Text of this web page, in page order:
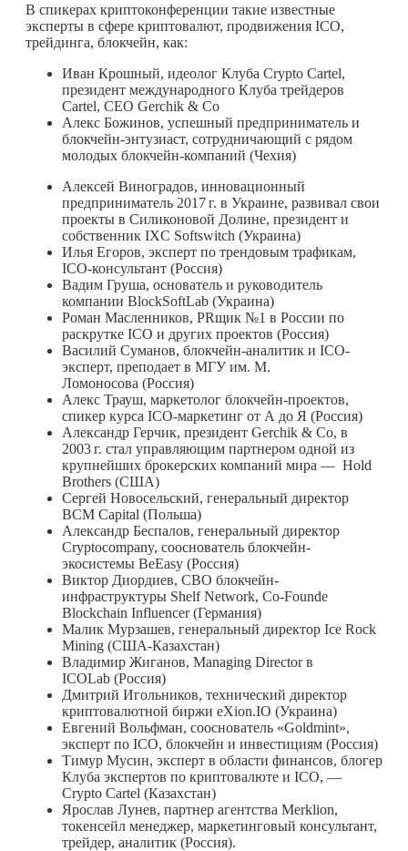
В спикерах криптоконференции такие известные
эксперты в сфере криптовалют, продвижения ICO,
трейдинга, блокчейн, как:
Иван Крошный, идеолог Клуба Crypto Cartel,
президент международного Клуба трейдеров
Cartel, СEO Gerchik & Co
Алекс Божинов, успешный предприниматель и
блокчейн-энтузиаст, сотрудничающий с рядом
молодых блокчейн-компаний (Чехия)
Алексей Виноградов, инновационный
предприниматель 2017 г. в Украине, развивал свои
проекты в Силиконовой Долине, президент и
собственник IXC Softswitch (Украина)
Илья Егоров, эксперт по трендовым трафикам,
ICO-консультант (Россия)
Вадим Груша, основатель и руководитель
компании BlockSoftLab (Украина)
Роман Масленников, PRщик №1 в России по
раскрутке ICO и других проектов (Россия)
Василий Суманов, блокчейн-аналитик и ICO-
эксперт, преподает в МГУ им. М.
Ломоносова (Россия)
Алекс Трауш, маркетолог блокчейн-проектов,
спикер курса ICO-маркетинг от А до Я (Россия)
Александр Герчик, президент Gerchik & Co, в
2003 г. стал управляющим партнером одной из
крупнейших брокерских компаний мира — Hold
Brothers (США)
Сергей Новосельский, генеральный директор
ВСМ Capital (Польша)
Александр Беспалов, генеральный директор
Cryptocompany, сооснователь блокчейн-
экосистемы BeEasy (Россия)
Виктор Диордиев, CBO блокчейн-
инфраструктуры Shelf Network, Co-Founde
Blockchain Influencer (Германия)
Малик Мурзашев, генеральный директор Ice Rock
Mining (США-Казахстан)
Владимир Жиганов, Managing Director в
ICOLab (Россия)
Дмитрий Игольников, технический директор
криптовалютной биржи eXion.IO (Украина)
Евгений Вольфман, сооснователь «Goldmint»,
эксперт по ICO, блокчейн и инвестициям (Россия)
Тимур Мусин, эксперт в области финансов, блогер
Клуба экспертов по криптовалюте и ICO, —
Crypto Cartel (Казахстан)
Ярослав Лунев, партнер агентства Merklion,
токенсейл менеджер, маркетинговый консультант,
трейдер, аналитик (Россия).